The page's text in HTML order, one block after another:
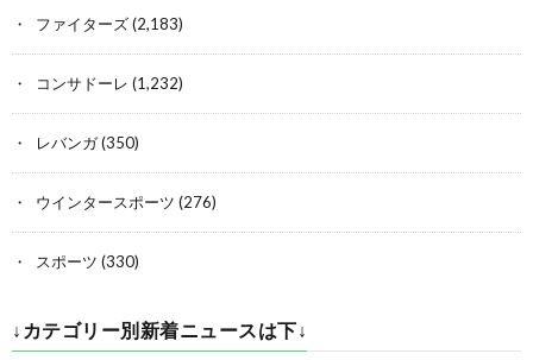
ファイターズ(2,183)
コンサドーレ (1,232)
レバンガ(350)
ウインタースポーツ (276)
スポーツ (330)
↓カテゴリー別新着ニュースは下↓